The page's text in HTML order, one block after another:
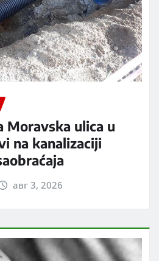
Moravska ulica u
na kanalizaciji
авг 3, 2026